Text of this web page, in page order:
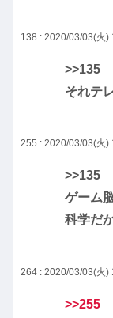
138 : 2020/03/03(火)
>>135
それテ
255 : 2020/03/03(火)
>>135
ゲーム
科学だ
264 : 2020/03/03(火)
>>255